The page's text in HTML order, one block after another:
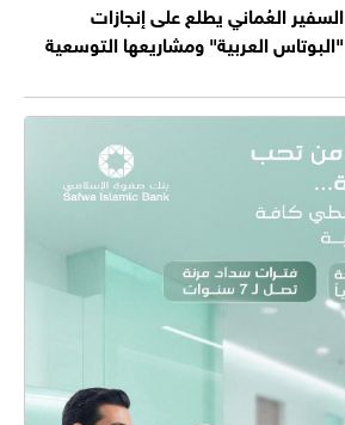
السفير العُماني يطلع على إنجازات
"البوتاس العربية" ومشاريعها التوسعية